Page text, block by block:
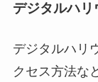
デジタルハ
デジタルハリ
クセス方法な